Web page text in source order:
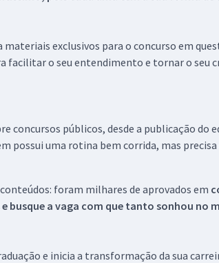
materiais exclusivos para o concurso em
facilitar o seu entendimento e tornar o seu
concursos públicos, desde a publicação
possui uma rotina bem corrida, mas
foram milhares de aprovados em
busque a vaga com que tanto sonhou no
e inicia a transformação da sua